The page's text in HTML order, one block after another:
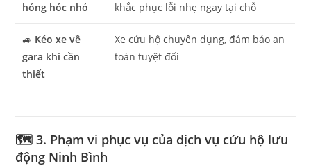
hỏng hóc nhỏ
khắc phục lỗi nhẹ ngay tại chỗ
🚙 Kéo xe về
gara khi cần
thiết
Xe cứu hộ chuyên dụng, đảm bảo an
toàn tuyệt đối
🗺️ 3. Phạm vi phục vụ của dịch vụ cứu hộ lưu
động Ninh Bình